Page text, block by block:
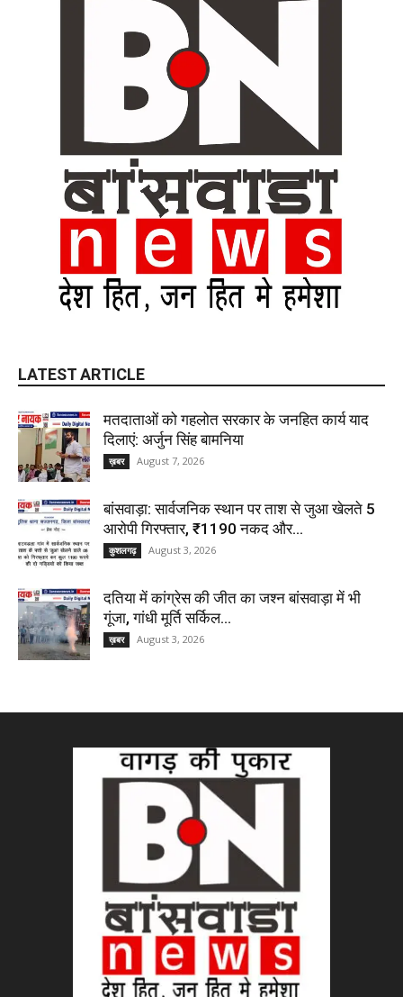
LATEST ARTICLE
मतदाताओं को गहलोत सरकार के जनहित कार्य याद
दिलाएं: अर्जुन सिंह बामनिया
ख़बर August 7, 2026
बांसवाड़ा: सार्वजनिक स्थान पर ताश से जुआ खेलते 5
आरोपी गिरफ्तार, ₹1190 नकद और...
कुशलगढ़ August 3, 2026
दतिया में कांग्रेस की जीत का जश्न बांसवाड़ा में भी
गूंजा, गांधी मूर्ति सर्किल...
ख़बर August 3, 2026